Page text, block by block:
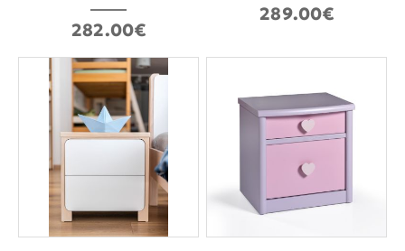
282.00€
289.00€